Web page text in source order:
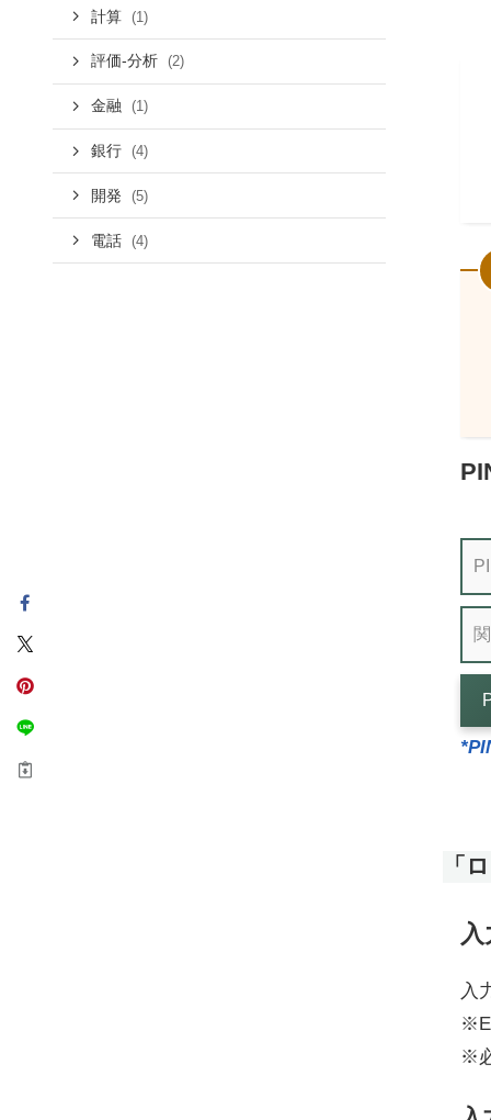
「
入
※
計算 (1)
評価-分析 (2)
金融 (1)
銀行 (4)
開発 (5)
電話 (4)